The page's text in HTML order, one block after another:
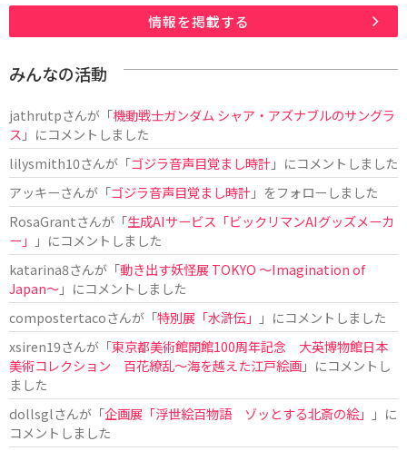
情報を掲載する
みんなの活動
jathrutpさんが「機動戦士ガンダム シャア・アズナブルのサングラ
ス 」にコメントしました
lilysmith10さんが「ゴジラ音声目覚まし時計」にコメントしました
アッキーさんが「ゴジラ音声目覚まし時計」をフォローしました
RosaGrantさんが「生成AIサービス「ビックリマンAIグッズメーカ
ー」
」にコメントしました
katarina8さんが「動き出す妖怪展 TOKYO 〜Imagination of
Japan〜」にコメントしました
compostertacoさんが「特別展「水滸伝」
」にコメントしました
xsiren19さんが「東京都美術館開館100周年記念 大英博物館日本
美術コレクション 百花繚乱～海を越えた江戸絵画」にコメントし
ました
dollsglさんが「企画展「浮世絵百物語 ゾッとする北斎の絵」
」に
コメントしました